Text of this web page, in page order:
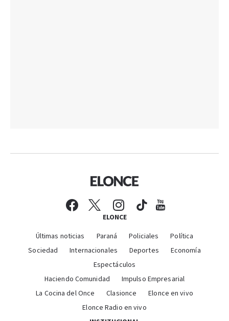
ELONCE
Últimas noticias Paraná Policiales
Política
Sociedad
Internacionales Deportes
Economía
Espectáculos
Haciendo Comunidad
Impulso Empresarial
La Cocina del Once
Clasionce
Elonce en vivo
Elonce Radio en vivo